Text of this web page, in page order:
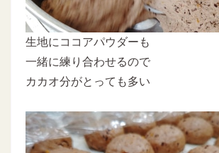
生地にココアパウダーも
一緒に練り合わせるので
カカオ分がとっても多い